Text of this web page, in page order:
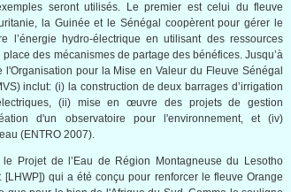
serontutilisés. Le premier est celui du fleuve
la Guinée et le Sénégal coopèrent pour gérer le
l’énergie hydro-électrique en utilisant desressources
des mécanismes de partage des bénéfices. Jusqu’à
l'Organisation pour la Mise en Valeur du Fleuve Sénégal
inclut: (i) la construction de deux barrages d’irrigation
(ii) mise en œuvre des projets de gestion
d'un observatoire pour l'environnement, et (iv)
(ENTRO 2007).
Projet de l’Eau de Région Montagneuse du Lesotho
[LHWP]) qui aété conçu pour renforcerle fleuve Orange